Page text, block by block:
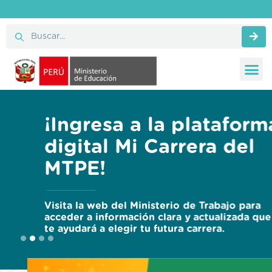
¡Ingresa a la plataforma
digital Mi Carrera del
MTPE!
Visita la web del Ministerio de Trabajo para
acceder a información clara y actualizada que
te ayudará a elegir tu futura carrera.